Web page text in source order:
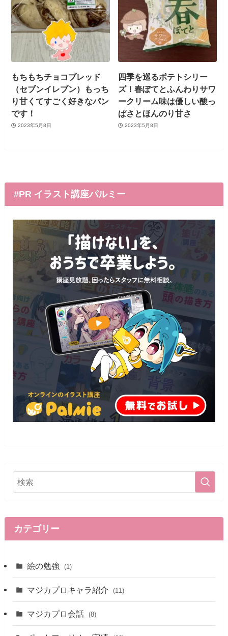
もちもちチョコブレッド
（セブンイレブン）もっち
り甘くてすごく好きなパン
です！
2023年5月8日
四季を巡るポテトシリー
ズ！春ぽてとふんわりサワ
ークリーム味は優しい酸っ
ぱさとほんのり甘さ
2023年5月8日
#PR イラスト講座パルミー
カテゴリー
絵の勉強 (1)
マジカプロキャラ紹介 (11)
マジカプロ会話 (8)